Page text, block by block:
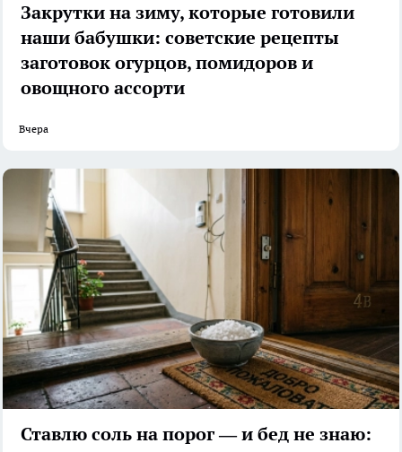
Закрутки на зиму, которые готовили
наши бабушки: советские рецепты
заготовок огурцов, помидоров и
овощного ассорти
Вчера
Ставлю соль на порог — и бед не знаю: